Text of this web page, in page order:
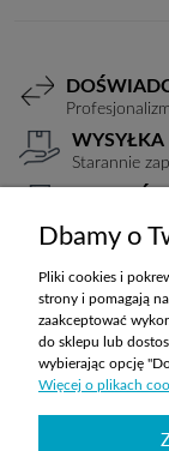
WYSYŁKA
Starannie
Koszty
Dbamy o
Pliki cookies i
strony i pomagają
zaakceptować
do sklepu lub
wybierając opcję
Więcej o plikach